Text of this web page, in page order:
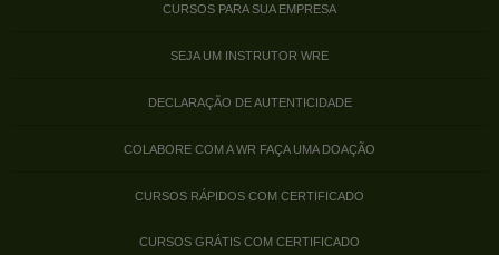
CURSOS PARA SUA EMPRESA
SEJA UM INSTRUTOR WRE
DECLARAÇÃO DE AUTENTICIDADE
COLABORE COM A WR FAÇA UMA DOAÇÃO
CURSOS RÁPIDOS COM CERTIFICADO
CURSOS GRÁTIS COM CERTIFICADO